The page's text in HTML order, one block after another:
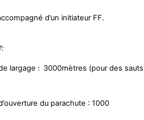
accompagné d’un initiateur FF.
largage : 3000mètres (pour des sauts
FF)
du parachute : 1000